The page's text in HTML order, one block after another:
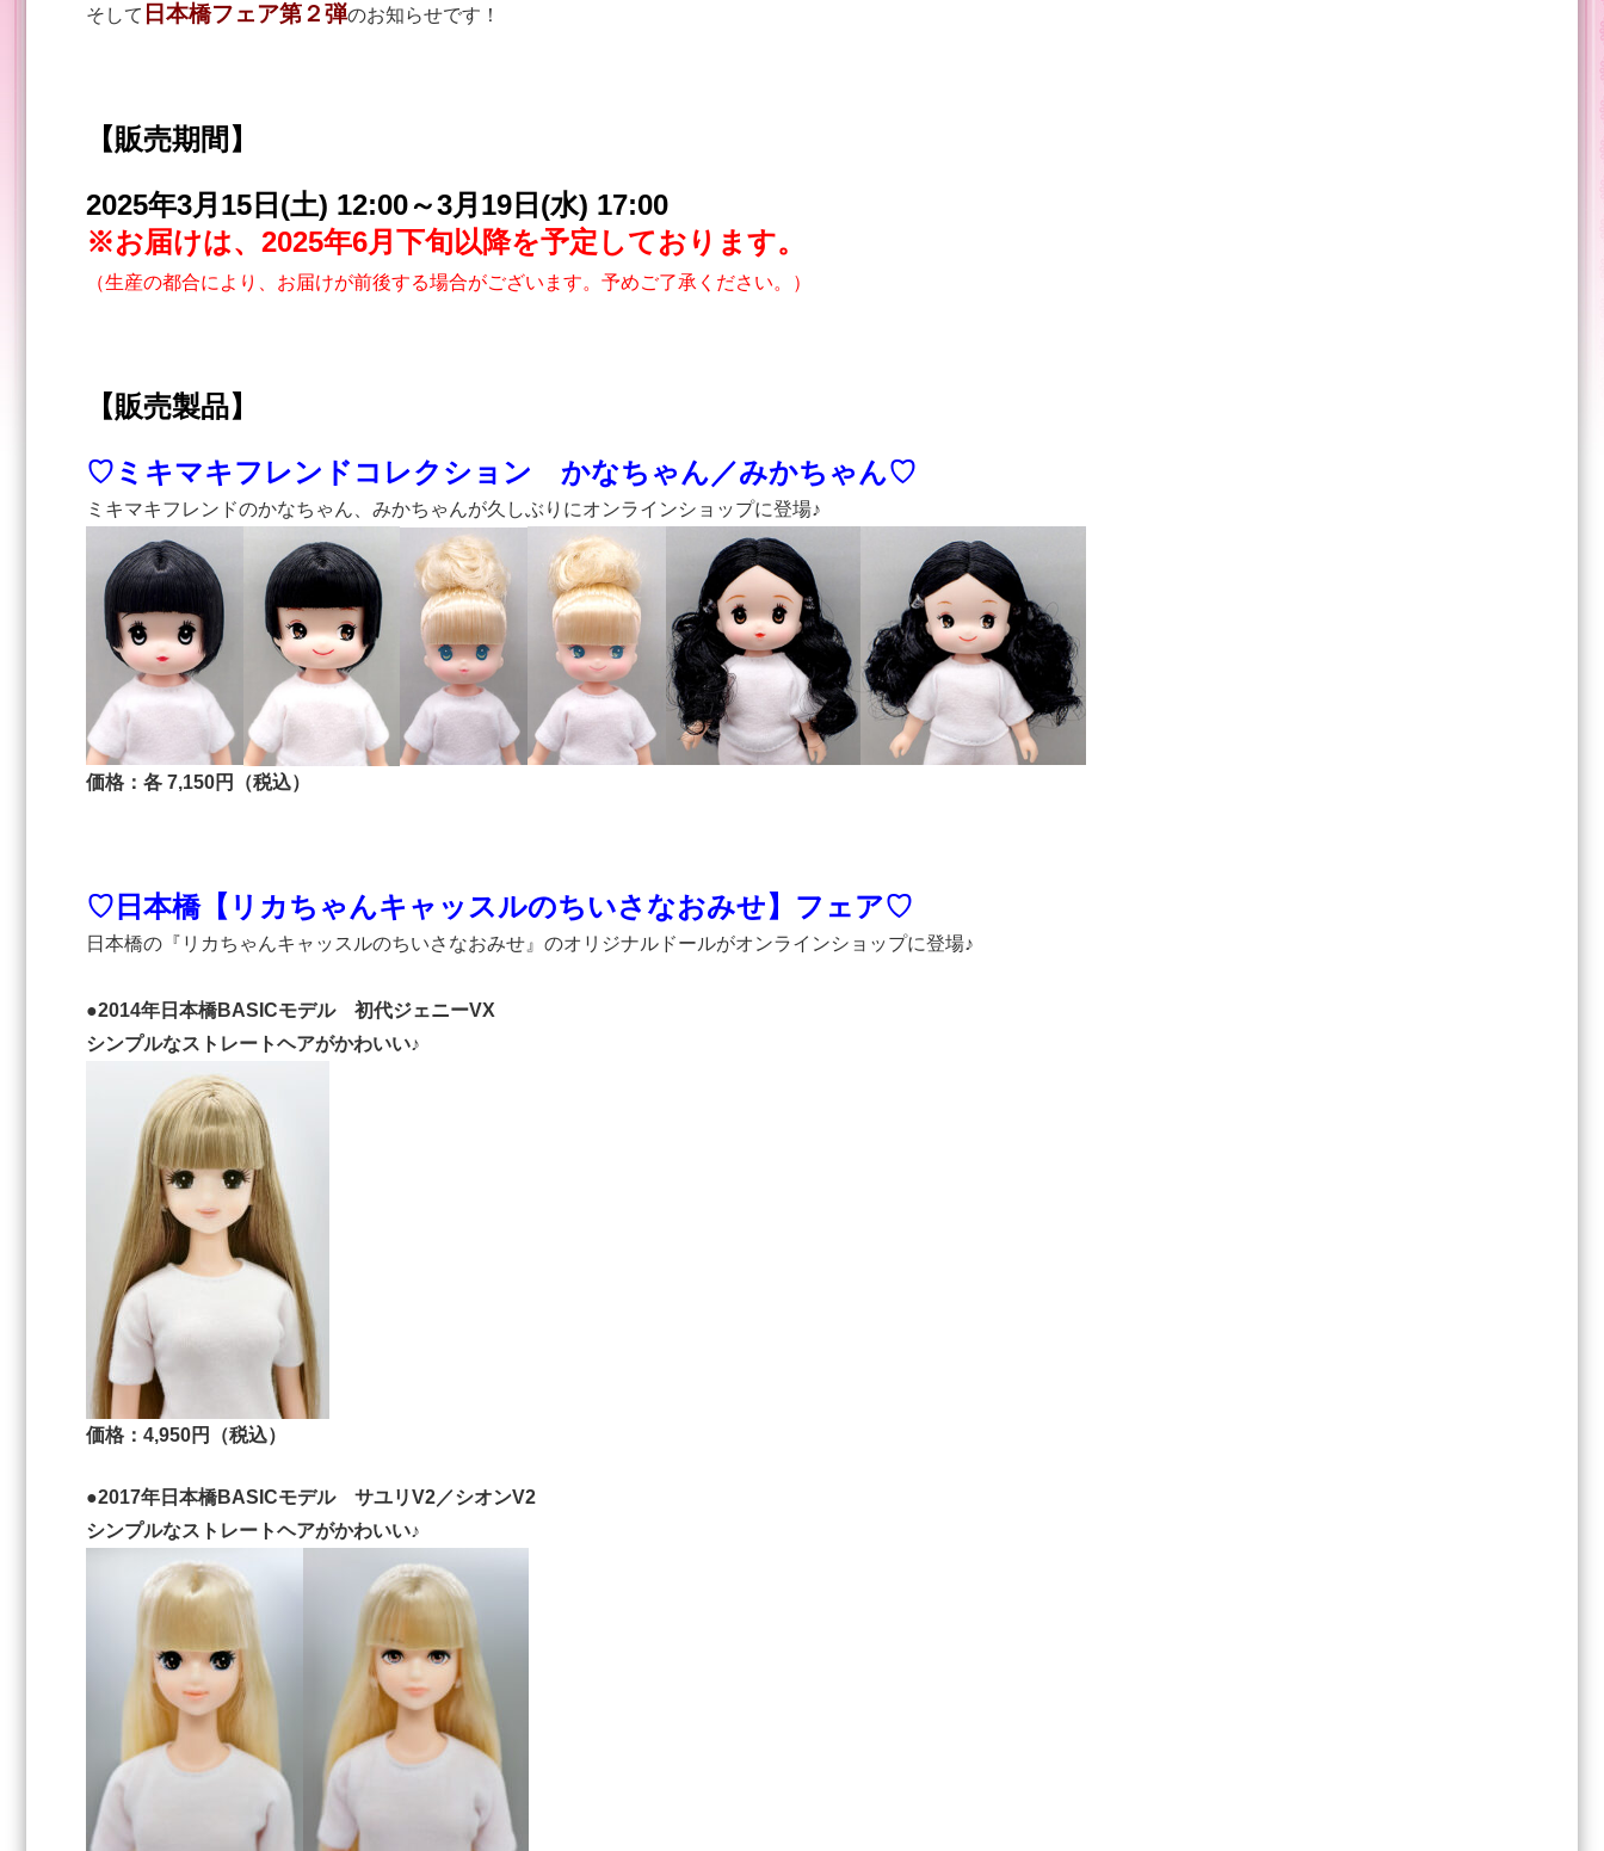
そして 日本橋フェア第２弾のお知らせです！
【販売期間】
2025年3月15日(土) 12:00～3月19日(水) 17:00
※お届けは、2025年6月下旬以降を予定しております。
（生産の都合により、お届けが前後する場合がございます。予めご了承ください。）
【販売製品】
♡ミキマキフレンドコレクション かなちゃん／みかちゃん♡
ミキマキフレンドのかなちゃん、みかちゃんが久しぶりにオンラインショップに登場♪
価格：各 7,150円（税込）
♡日本橋【リカちゃんキャッスルのちいさなおみせ】フェア♡
日本橋の『リカちゃんキャッスルのちいさなおみせ』のオリジナルドールがオンラインショップに登場♪
●2014年日本橋BASICモデル 初代ジェニーVX
シンプルなストレートヘアがかわいい♪
価格：4,950円（税込）
●2017年日本橋BASICモデル サユリV2／シオンV2
シンプルなストレートヘアがかわいい♪